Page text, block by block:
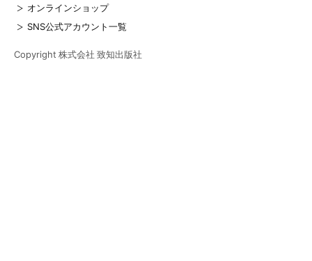
オンラインショップ
SNS公式アカウント一覧
Copyright 株式会社 致知出版社